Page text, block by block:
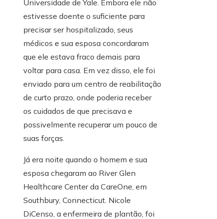
Universidade de Yale. Embora ele não
estivesse doente o suficiente para
precisar ser hospitalizado, seus
médicos e sua esposa concordaram
que ele estava fraco demais para
voltar para casa. Em vez disso, ele foi
enviado para um centro de reabilitação
de curto prazo, onde poderia receber
os cuidados de que precisava e
possivelmente recuperar um pouco de
suas forças.
Já era noite quando o homem e sua
esposa chegaram ao River Glen
Healthcare Center da CareOne, em
Southbury, Connecticut. Nicole
DiCenso, a enfermeira de plantão, foi